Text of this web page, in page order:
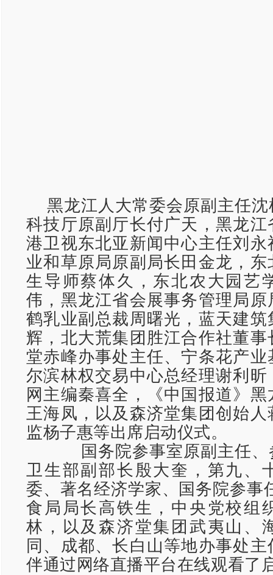
黑龙江人大常委会原副主任
科技厅原副厅长付广天，黑龙
港卫视东北亚新闻中心主任刘
业和草原局原副局长田金龙，
生导师蔡体久，东北农大园艺
伟，黑龙江省会展事务管理局
鹤乳业副总裁周曙光，蓝天建
辉，北大荒集团胜江合作社董
堂赤峰办事处主任、宁条花产
尔滨林权交易中心总经理谢利
网主编秦喜全，《中国报道》
王海凤，以及森济堂集团创始
监杨子惠等出席启动仪式。
国务院参事室原副主任、
卫生部副部长殷大奎，第九、
委、著名经济学家、国务院参事
食局局长高铁生，中央党校组
林，以及森济堂集团武夷山、
同、成都、长白山等地办事处
伴通过网络直播平台在线观看了